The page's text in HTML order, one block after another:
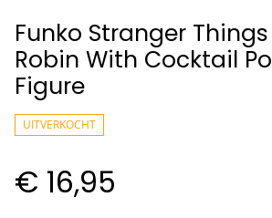
Funko Stranger
Robin With Cocktail
Figure
UITVERKOCHT
€ 16,95